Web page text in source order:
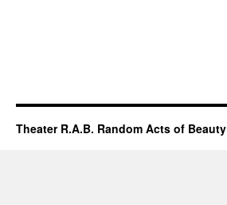
Theater R.A.B. Random Acts of Beauty